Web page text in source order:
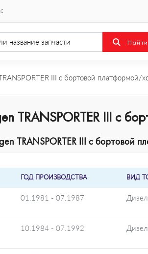
III c бортовой платформой/
TRANSPORTER III c
TRANSPORTER III c бортовой
ГОД ПРОИЗВОДСТВА ВИД
01.1981 - 07.1987
10.1984 - 07.1992